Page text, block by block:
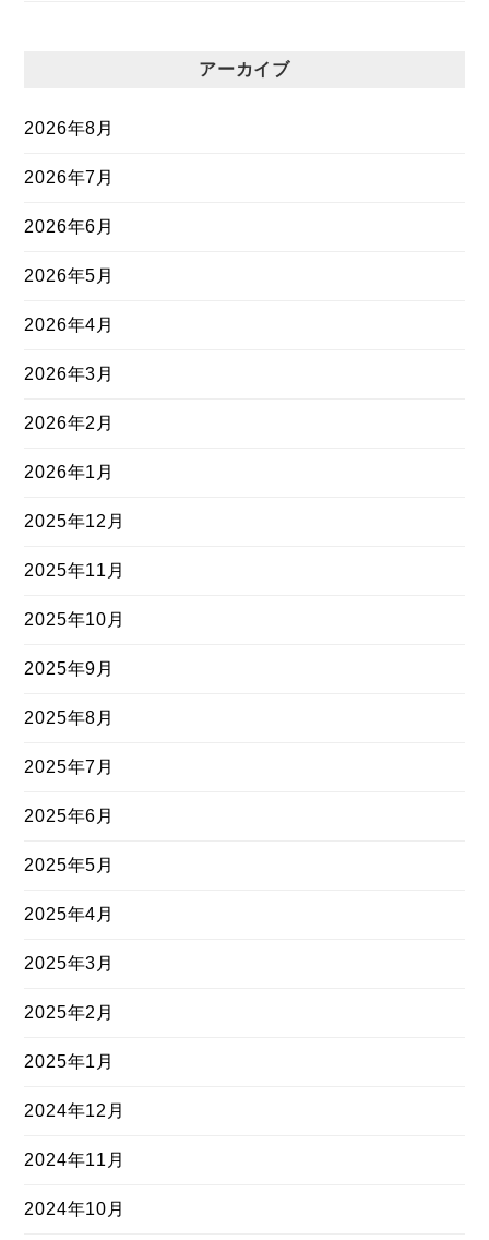
アーカイブ
2026年8月
2026年7月
2026年6月
2026年5月
2026年4月
2026年3月
2026年2月
2026年1月
2025年12月
2025年11月
2025年10月
2025年9月
2025年8月
2025年7月
2025年6月
2025年5月
2025年4月
2025年3月
2025年2月
2025年1月
2024年12月
2024年11月
2024年10月